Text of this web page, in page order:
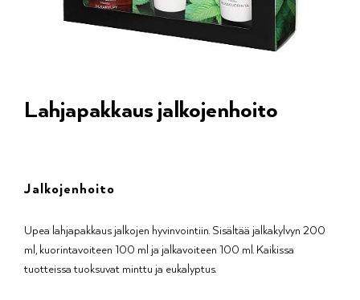
Lahjapakkaus jalkojenhoito
Jalkojenhoito
Upea lahjapakkaus jalkojen hyvinvointiin. Sisältää jalkakylvyn 200
ml, kuorintavoiteen 100 ml ja jalkavoiteen 100 ml. Kaikissa
tuotteissa tuoksuvat minttu ja eukalyptus.